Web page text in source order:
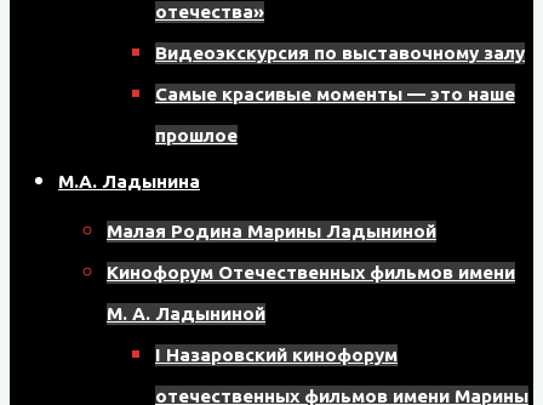
отечества»
Видеоэкскурсия по выставочному залу
Самые красивые моменты — это наше
прошлое
М.А. Ладынина
Малая Родина Марины Ладыниной
Кинофорум Отечественных фильмов имени
М. А. Ладыниной
I Назаровский кинофорум
отечественных фильмов имени Марины